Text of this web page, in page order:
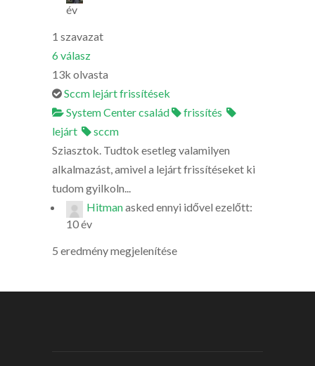
év
1 szavazat
6válasz
13k olvasta
Sccm lejárt frissítések
System Center család
frissítés
lejárt
sccm
Sziasztok. Tudtok esetleg valamilyen
alkalmazást, amivel a lejárt frissítéseket ki
tudom gyilkoln...
Hitmanasked ennyi idővel ezelőtt:
10 év
5 eredmény megjelenítése